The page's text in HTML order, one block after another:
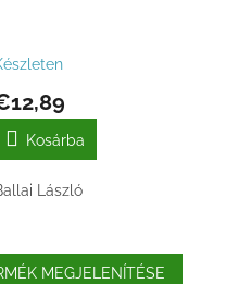
Kosárba
László
MEGJELENÍTÉSE